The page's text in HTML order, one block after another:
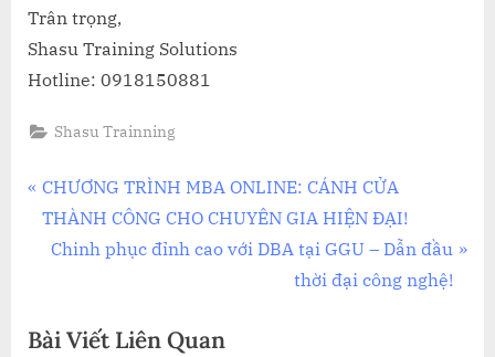
Trân trọng,
Shasu Training Solutions
Hotline: 0918150881
Shasu Trainning
Điều
hướng
viết
P
r
o
CHƯƠNG TRÌNH MBA ONLINE: CÁNH CỬA
THÀNH CÔNG CHO CHUYÊN GIA HIỆN ĐẠI!
N
t
Chinh phục đỉnh cao với DBA tại GGU – Dẫn đầu
thời đại công nghệ!
Bài Viết Liên Quan